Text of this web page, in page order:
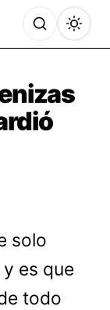
solo
es que
todo